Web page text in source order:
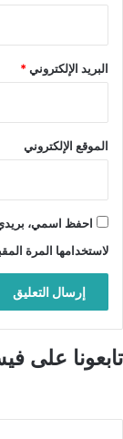
البريد الإلكتروني*
الموقع الإلكتروني
احفظ اسمي، بريدي
لاستخدامها المرة
تابعونا على